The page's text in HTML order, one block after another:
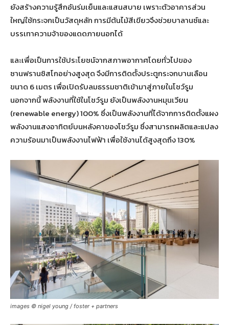
ยังสร้างความรู้สึกอันร่มเย็นและแสนสบาย เพราะตัวอาคารส่วน
ใหญ่ใช้กระจกเป็นวัสดุหลัก การมีต้นไม้สีเขียวจึงช่วยบาลานซ์และ
บรรเทาความจ้าของแดดภายนอกได้
และเพื่อเป็นการใช้ประโยชน์จากสภาพอากาศโดยทั่วไปของ
ซานฟรานซิสโกอย่างสูงสุด จึงมีการติดตั้งประตูกระจกบานเลือน
ขนาด 6 เมตร เพื่อเปิดรับลมธรรมชาติเข้ามาสู่ภายในโชว์รูม
นอกจากนี้ พลังงานที่ใช้ในโชว์รูม ยังเป็นพลังงานหมุนเวียน
(renewable energy) 100% ซึ่งเป็นพลังงานที่ได้จากการติดตั้งแผง
พลังงานแสงอาทิตย์บนหลังคาของโชว์รูม ซึ่งสามารถผลิตและแปลง
ความร้อนมาเป็นพลังงานไฟฟ้า เพื่อใช้งานได้สูงสุดถึง 130%
images © nigel young / foster + partners